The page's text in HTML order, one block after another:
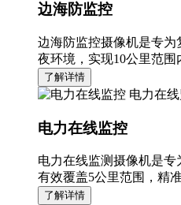
边海防监控
边海防监控摄像机是专
夜环境，实现10公里范
了解详情
电力在
电力在线监控
电力在线监测摄像机是
有效覆盖5公里范围，精
了解详情